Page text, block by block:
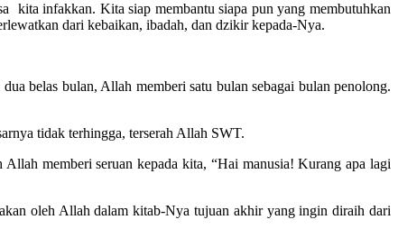
kita infakkan. Kita siap membantu siapa pun yang membutuhkan
dari kebaikan, ibadah, dan dzikir kepada-Nya.
belas bulan, Allah memberi satu bulan sebagai bulan penolong.
tidak terhingga, terserah Allah SWT.
memberi seruan kepada kita, “Hai manusia! Kurang apa lagi
oleh Allah dalam kitab-Nya tujuan akhir yang ingin diraih dari